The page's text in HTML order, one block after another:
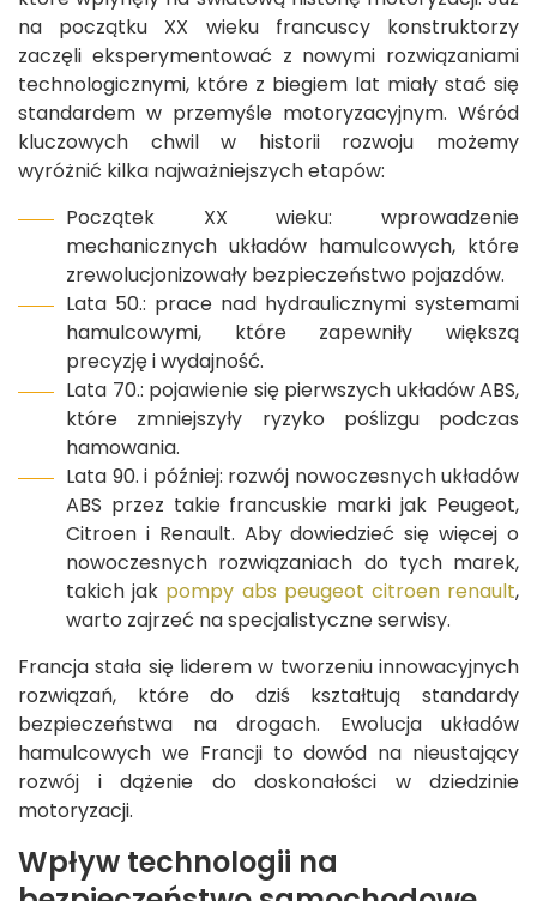
na początku XX wieku francuscy konstruktorzy
zaczęli eksperymentować z nowymi rozwiązaniami
technologicznymi, które z biegiem lat miały stać się
standardem w przemyśle motoryzacyjnym. Wśród
kluczowych chwil w historii rozwoju możemy
wyróżnić kilka najważniejszych etapów:
Początek XX wieku: wprowadzenie
mechanicznych układów hamulcowych, które
zrewolucjonizowały bezpieczeństwo pojazdów.
Lata 50.: prace nad hydraulicznymi systemami
hamulcowymi, które zapewniły większą
precyzję i wydajność.
Lata 70.: pojawienie się pierwszych układów ABS,
które zmniejszyły ryzyko poślizgu podczas
hamowania.
Lata 90. i później: rozwój nowoczesnych układów
ABS przez takie francuskie marki jak Peugeot,
Citroen i Renault. Aby dowiedzieć się więcej o
nowoczesnych rozwiązaniach do tych marek,
takich jak pompy abs peugeot citroen renault,
warto zajrzeć na specjalistyczne serwisy.
Francja stała się liderem w tworzeniu innowacyjnych
rozwiązań, które do dziś kształtują standardy
bezpieczeństwa na drogach. Ewolucja układów
hamulcowych we Francji to dowód na nieustający
rozwój i dążenie do doskonałości w dziedzinie
motoryzacji.
Wpływ technologii na